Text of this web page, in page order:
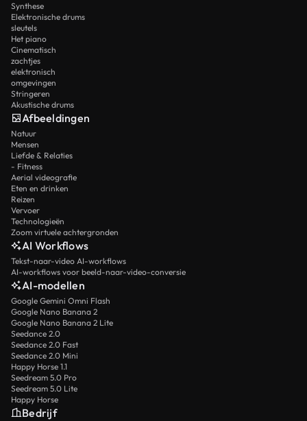
Synthese
Elektronische drums
sleutels
Het piano
Cinematisch
zachtjes
elektronisch
omgevingen
Stringeren
Akustische drums
Afbeeldingen
Natuur
Mensen
Liefde & Relaties
- Fitness
Aerial videografie
Eten en drinken
Reizen
Vervoer
Technologieën
Zoom virtuele achtergronden
AI Workflows
Tekst-naar-video AI-workflows
AI-workflows voor beeld-naar-video-conversie
AI-modellen
Google Gemini Omni Flash
Google Nano Banana 2
Google Nano Banana 2 Lite
Seedance 2.0
Seedance 2.0 Fast
Seedance 2.0 Mini
Happy Horse 1.1
Seedream 5.0 Pro
Seedream 5.0 Lite
Happy Horse
Bedrijf